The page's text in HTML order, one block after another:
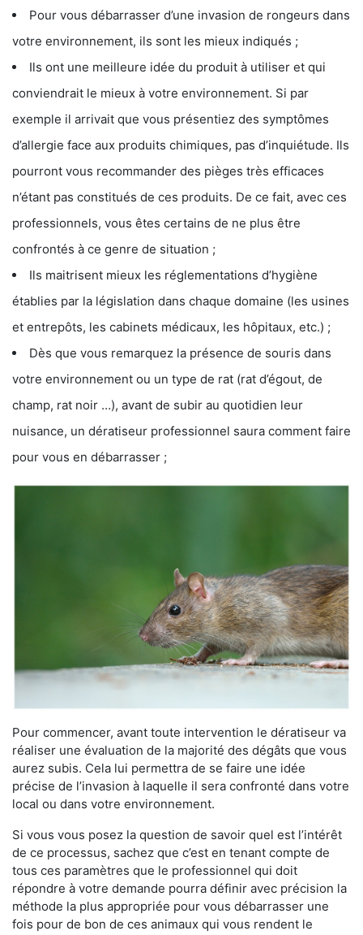
Pour vous débarrasser d’une invasion de rongeurs dans
votre environnement, ils sont les mieux indiqués ;
Ils ont une meilleure idée du produit à utiliser et qui
conviendrait le mieux à votre environnement. Si par
exemple il arrivait que vous présentiez des symptômes
d’allergie face aux produits chimiques, pas d’inquiétude. Ils
pourront vous recommander des pièges très efficaces
n’étant pas constitués de ces produits. De ce fait, avec ces
professionnels, vous êtes certains de ne plus être
confrontés à ce genre de situation ;
Ils maitrisent mieux les réglementations d’hygiène
établies par la législation dans chaque domaine (les usines
et entrepôts, les cabinets médicaux, les hôpitaux, etc.) ;
Dès que vous remarquez la présence de souris dans
votre environnement ou un type de rat (rat d’égout, de
champ, rat noir …), avant de subir au quotidien leur
nuisance, un dératiseur professionnel saura comment faire
pour vous en débarrasser ;
Pour commencer, avant toute intervention le dératiseur va
réaliser une évaluation de la majorité des dégâts que vous
aurez subis. Cela lui permettra de se faire une idée
précise de l’invasion à laquelle il sera confronté dans votre
local ou dans votre environnement.
Si vous vous posez la question de savoir quel est l’intérêt
de ce processus, sachez que c’est en tenant compte de
tous ces paramètres que le professionnel qui doit
répondre à votre demande pourra définir avec précision la
méthode la plus appropriée pour vous débarrasser une
fois pour de bon de ces animaux qui vous rendent le